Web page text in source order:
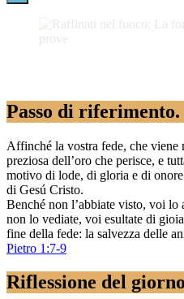
Passo di riferimento.
Affinché la vostra fede, che viene
preziosa dell’oro che perisce, e
motivo di lode, di gloria e di
di Gesú Cristo.
Benché non l’abbiate visto, voi lo
non lo vediate, voi esultate di
fine della fede: la salvezza delle
Pietro 1:7-9
Riflessione del